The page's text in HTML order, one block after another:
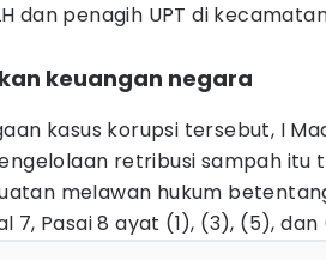
dan penagih UPT di
keuangan negara
kasus korupsi tersebut, I
retribusi sampah itu
melawan hukum
7, Pasai 8 ayat (1), (3), (5), dan